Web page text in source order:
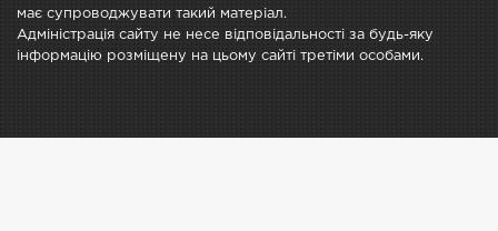
має супроводжувати такий матеріал.
Адміністрація сайту не несе відповідальності за будь-яку
інформацію розміщену на цьому сайті третіми особами.